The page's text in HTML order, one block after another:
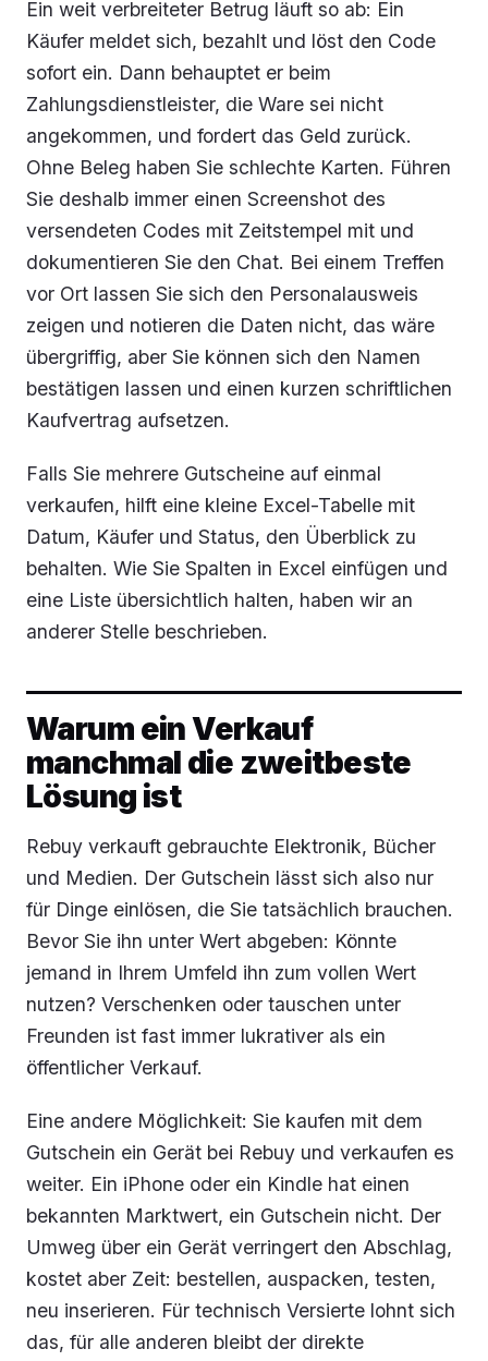
Ein weit verbreiteter Betrug läuft so ab: Ein
Käufer meldet sich, bezahlt und löst den Code
sofort ein. Dann behauptet er beim
Zahlungsdienstleister, die Ware sei nicht
angekommen, und fordert das Geld zurück.
Ohne Beleg haben Sie schlechte Karten. Führen
Sie deshalb immer einen Screenshot des
versendeten Codes mit Zeitstempel mit und
dokumentieren Sie den Chat. Bei einem Treffen
vor Ort lassen Sie sich den Personalausweis
zeigen und notieren die Daten nicht, das wäre
übergriffig, aber Sie können sich den Namen
bestätigen lassen und einen kurzen schriftlichen
Kaufvertrag aufsetzen.
Falls Sie mehrere Gutscheine auf einmal
verkaufen, hilft eine kleine Excel-Tabelle mit
Datum, Käufer und Status, den Überblick zu
behalten. Wie Sie Spalten in Excel einfügen und
eine Liste übersichtlich halten, haben wir an
anderer Stelle beschrieben.
Warum ein Verkauf
manchmal die zweitbeste
Lösung ist
Rebuy verkauft gebrauchte Elektronik, Bücher
und Medien. Der Gutschein lässt sich also nur
für Dinge einlösen, die Sie tatsächlich brauchen.
Bevor Sie ihn unter Wert abgeben: Könnte
jemand in Ihrem Umfeld ihn zum vollen Wert
nutzen? Verschenken oder tauschen unter
Freunden ist fast immer lukrativer als ein
öffentlicher Verkauf.
Eine andere Möglichkeit: Sie kaufen mit dem
Gutschein ein Gerät bei Rebuy und verkaufen es
weiter. Ein iPhone oder ein Kindle hat einen
bekannten Marktwert, ein Gutschein nicht. Der
Umweg über ein Gerät verringert den Abschlag,
kostet aber Zeit: bestellen, auspacken, testen,
neu inserieren. Für technisch Versierte lohnt sich
das, für alle anderen bleibt der direkte